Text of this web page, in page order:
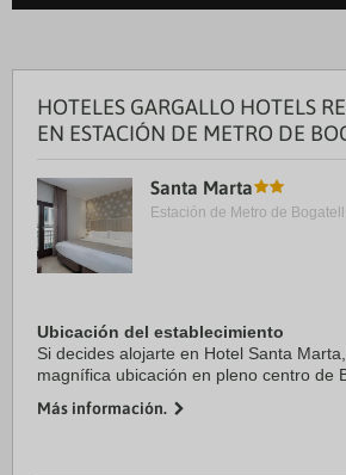
HOTELES GARGALLO HOTELS
EN ESTACIÓN DE METRO DE
Santa Marta
Estación de Metro de
Ubicación del establecimiento
Si decides alojarte en Hotel Santa
magnífica ubicación en pleno centro de
Además, este hotel se ...
Más información.